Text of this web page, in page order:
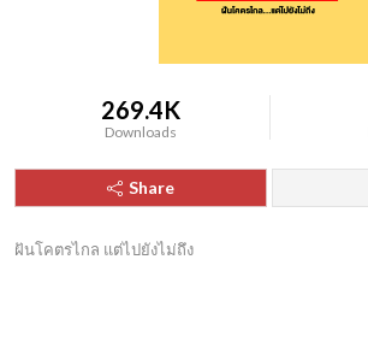
269.4K
Downloads
Share
ฝันโคตรไกล แต่ไปยังไม่ถึง